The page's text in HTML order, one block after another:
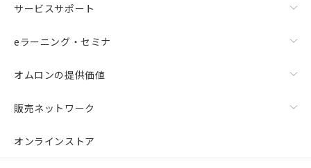
サービスサポート
eラーニング・セミナ
オムロンの提供価値
販売ネットワーク
オンラインストア